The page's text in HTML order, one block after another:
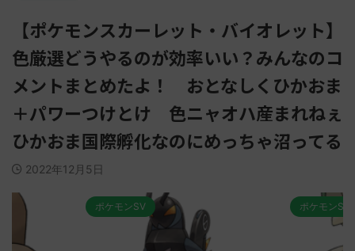
【ポケモンスカーレット・バイオレット】
色厳選どうやるのが効率いい？みんなのコ
メントまとめたよ！ おとなしくひかおま
＋パワーつけとけ 色ニャオハ産まれねぇ
ひかおま国際孵化なのにめっちゃ沼ってる
2022年12月5日
ポケモンSV ポケモンSV